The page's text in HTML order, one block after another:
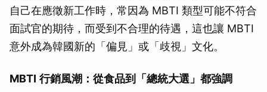
自己在應徵新工作時，常因為 MBTI 類型可能不符合
面試官的期待，而受到不合理的待遇，這也讓 MBTI
意外成為韓國新的「偏見」或「歧視」文化。
MBTI 行銷風潮：從食品到「總統大選」都強調